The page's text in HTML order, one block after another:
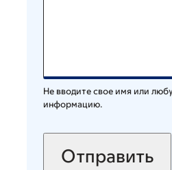
Не вводите свое имя или
информацию.